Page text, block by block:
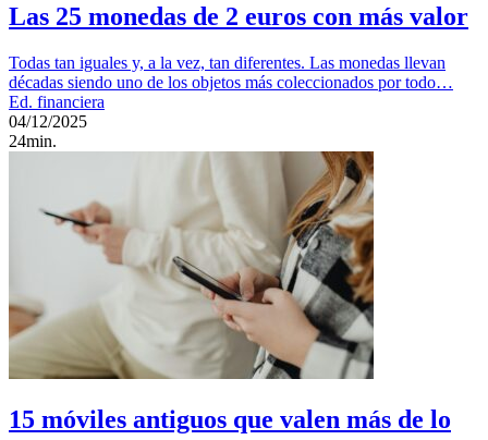
Las 25 monedas de 2 euros con más valor
Todas tan iguales y, a la vez, tan diferentes. Las monedas llevan
décadas siendo uno de los objetos más coleccionados por todo…
Ed. financiera
04/12/2025
24min.
15 móviles antiguos que valen más de lo